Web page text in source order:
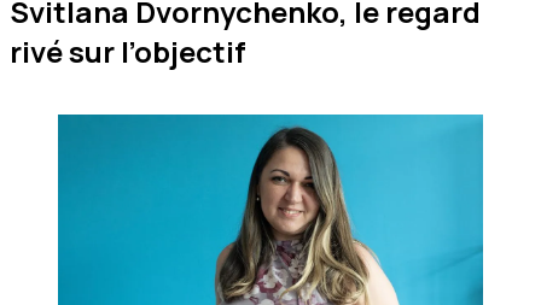
Svitlana Dvornychenko, le regard
rivé sur l’objectif